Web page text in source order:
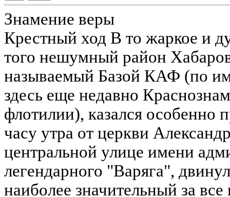
Знамение веры
Крестный ход В то жаркое и
того нешумный район
называемый Базой КАФ (по
здесь еще недавно
флотилии), казался особенно
часу утра от церкви
центральной улице имени
легендарного "Варяга",
наиболее значительный за